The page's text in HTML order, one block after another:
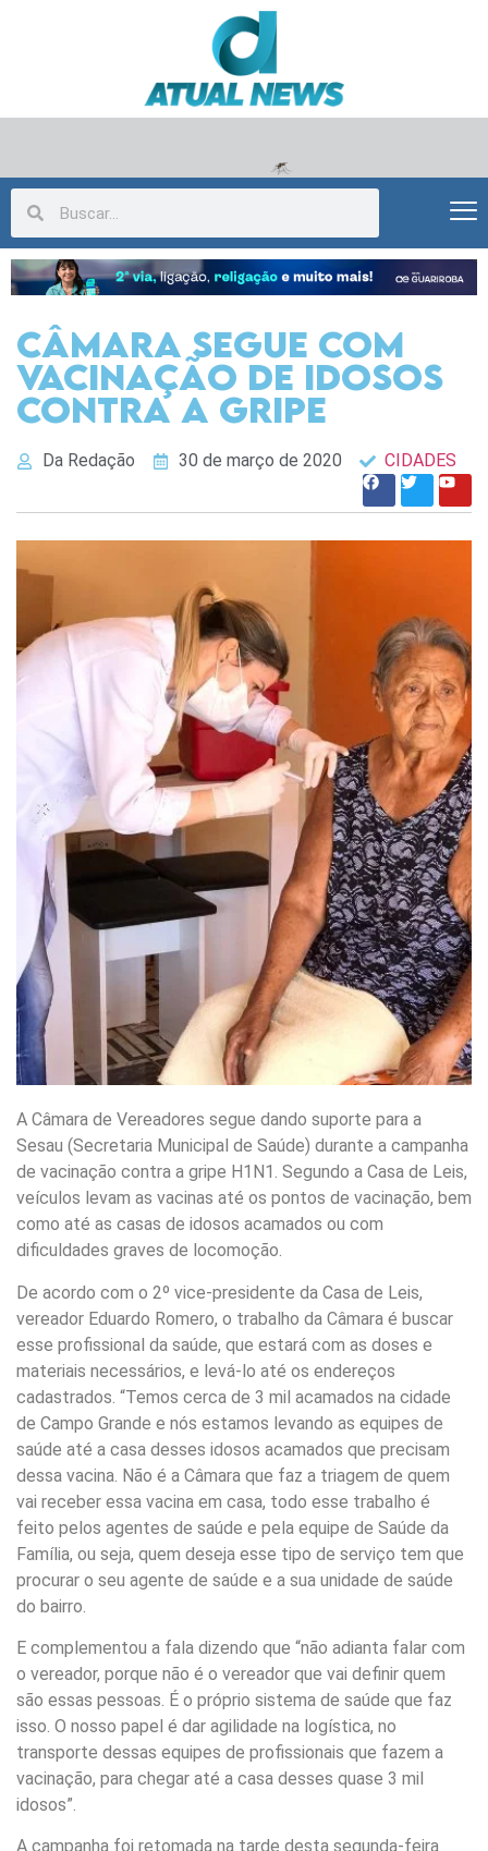
Câmara segue com
vacinação de idosos
contra a gripe
Da Redação 30 de março de 2020 CIDADES
A Câmara de Vereadores segue dando suporte para a
Sesau (Secretaria Municipal de Saúde) durante a campanha
de vacinação contra a gripe H1N1. Segundo a Casa de Leis,
veículos levam as vacinas até os pontos de vacinação, bem
como até as casas de idosos acamados ou com
dificuldades graves de locomoção.
De acordo com o 2º vice-presidente da Casa de Leis,
vereador Eduardo Romero, o trabalho da Câmara é buscar
esse profissional da saúde, que estará com as doses e
materiais necessários, e levá-lo até os endereços
cadastrados. “Temos cerca de 3 mil acamados na cidade
de Campo Grande e nós estamos levando as equipes de
saúde até a casa desses idosos acamados que precisam
dessa vacina. Não é a Câmara que faz a triagem de quem
vai receber essa vacina em casa, todo esse trabalho é
feito pelos agentes de saúde e pela equipe de Saúde da
Família, ou seja, quem deseja esse tipo de serviço tem que
procurar o seu agente de saúde e a sua unidade de saúde
do bairro.
E complementou a fala dizendo que “não adianta falar com
o vereador, porque não é o vereador que vai definir quem
são essas pessoas. É o próprio sistema de saúde que faz
isso. O nosso papel é dar agilidade na logística, no
transporte dessas equipes de profissionais que fazem a
vacinação, para chegar até a casa desses quase 3 mil
idosos”.
A campanha foi retomada na tarde desta segunda-feira